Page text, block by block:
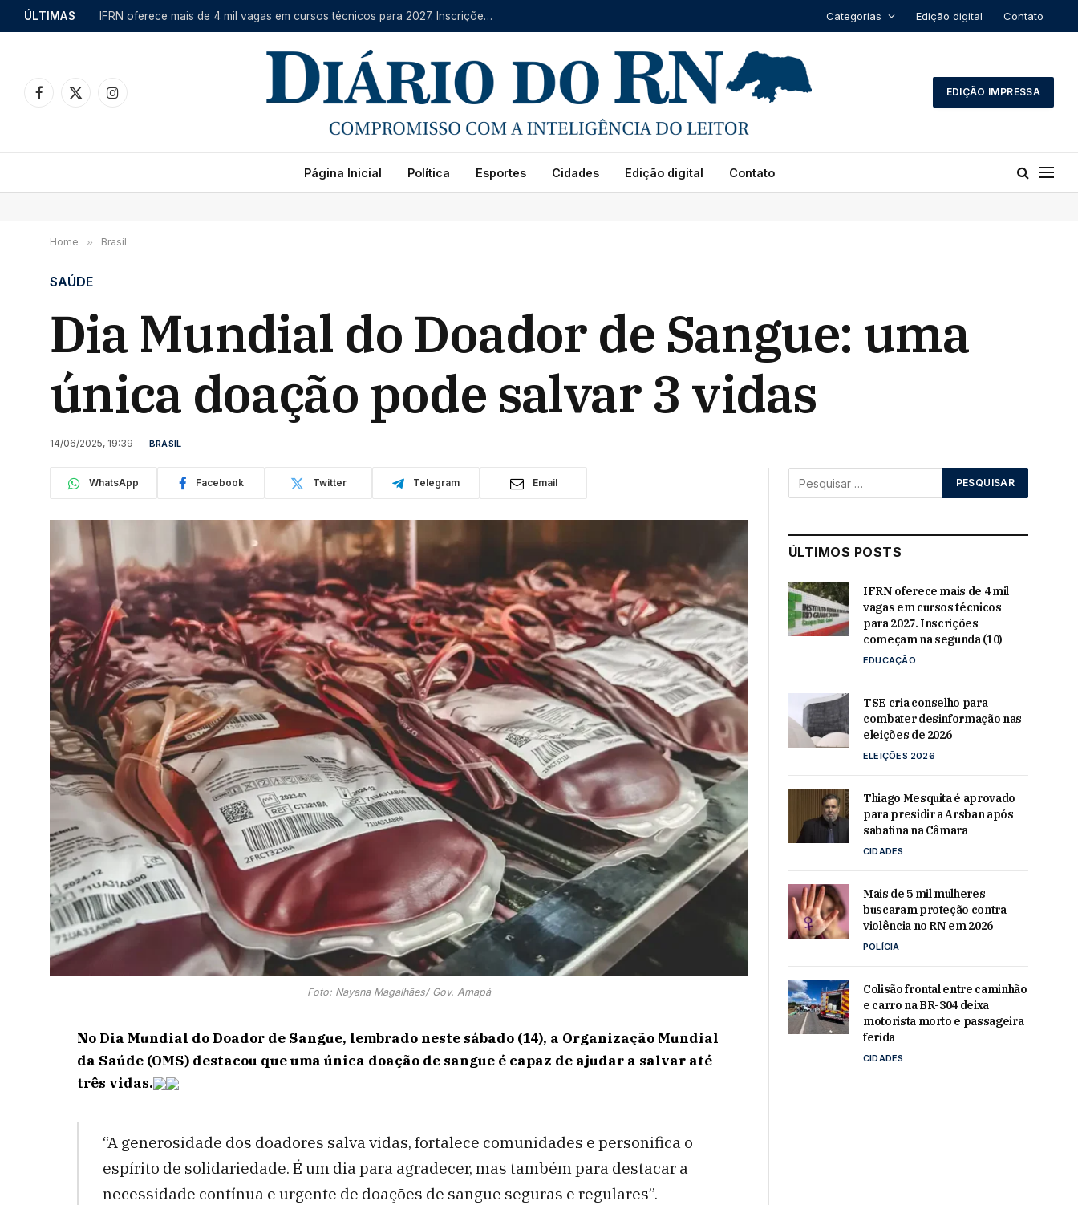
ÚLTIMAS IFRN oferece mais de 4 mil vagas em cursos técnicos para 2027. Inscrições começam na segunda (10) Categorias Edição digital Contato
Facebook
X
Instagram
EDIÇÃO IMPRESSA
Página Inicial Política Esportes Cidades Edição digital Contato
Home » Brasil
SAÚDE
Dia Mundial do Doador de Sangue: uma
única doação pode salvar 3 vidas
14/06/2025, 19:39 BRASIL
WhatsApp Facebook Twitter Telegram Email
Foto: Nayana Magalhães/ Gov. Amapá
No Dia Mundial do Doador de Sangue, lembrado neste sábado (14), a Organização Mundial
da Saúde (OMS) destacou que uma única doação de sangue é capaz de ajudar a salvar até
três vidas.
“A generosidade dos doadores salva vidas, fortalece comunidades e personifica o
espírito de solidariedade. É um dia para agradecer, mas também para destacar a
necessidade contínua e urgente de doações de sangue seguras e regulares”.
ÚLTIMOS POSTS
IFRN oferece mais de 4 mil
vagas em cursos técnicos
para 2027. Inscrições
começam na segunda (10)
EDUCAÇÃO
TSE cria conselho para
combater desinformação nas
eleições de 2026
ELEIÇÕES 2026
Thiago Mesquita é aprovado
para presidir a Arsban após
sabatina na Câmara
CIDADES
Mais de 5 mil mulheres
buscaram proteção contra
violência no RN em 2026
POLÍCIA
Colisão frontal entre caminhão
e carro na BR-304 deixa
motorista morto e passageira
ferida
CIDADES